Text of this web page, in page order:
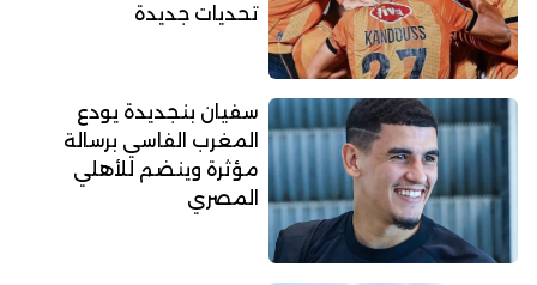
تحديات جديدة
سفيان بنجديدة يودع
المغرب الفاسي برسالة
مؤثرة وينضم للأهلي
المصري